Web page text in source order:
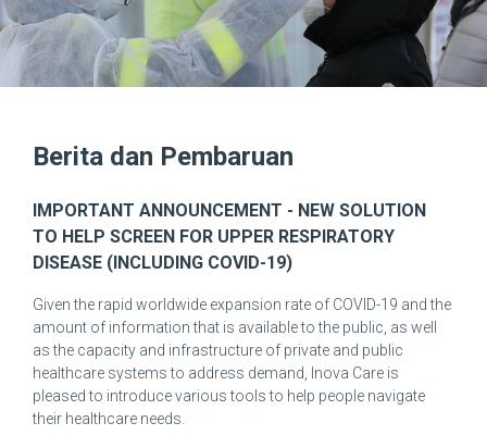
Berita dan Pembaruan
IMPORTANT ANNOUNCEMENT - NEW SOLUTION
TO HELP SCREEN FOR UPPER RESPIRATORY
DISEASE (INCLUDING COVID-19)
Given the rapid worldwide expansion rate of COVID-19 and the
amount of information that is available to the public, as well
as the capacity and infrastructure of private and public
healthcare systems to address demand, Inova Care is
pleased to introduce various tools to help people navigate
their healthcare needs.